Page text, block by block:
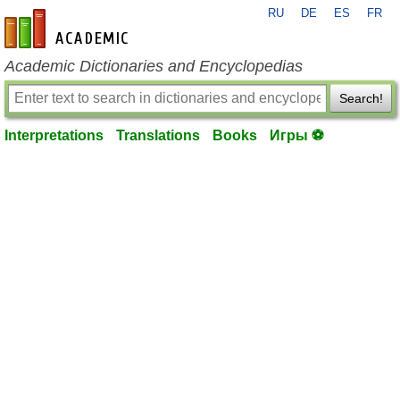
en-academic.com
RU DE ES FR
Academic Dictionaries and Encyclopedias
Search!
Interpretations Translations Books Игры ⚽